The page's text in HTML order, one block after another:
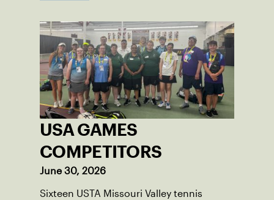
USA GAMES
COMPETITORS
June 30, 2026
Sixteen USTA Missouri Valley tennis